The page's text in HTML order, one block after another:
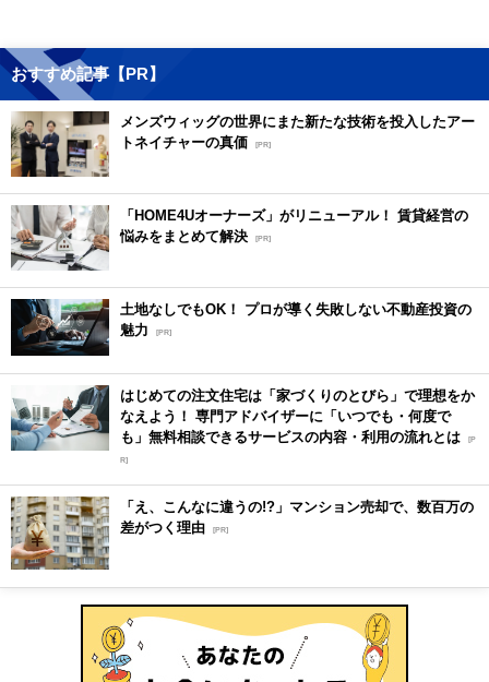
おすすめ記事【PR】
メンズウィッグの世界にまた新たな技術を投入したアー
トネイチャーの真価 [PR]
「HOME4Uオーナーズ」がリニューアル！ 賃貸経営の
悩みをまとめて解決 [PR]
土地なしでもOK！ プロが導く失敗しない不動産投資の
魅力
[PR]
はじめての注文住宅は「家づくりのとびら」で理想をか
なえよう！ 専門アドバイザーに「いつでも・何度で
も」無料相談できるサービスの内容・利用の流れとは [P
R]
「え、こんなに違うの!?」マンション売却で、数百万の
差がつく理由 [PR]